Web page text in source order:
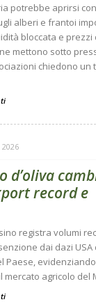
potrebbe aprirsi
alberi e frantoi
bloccata e prezzi
mettono sotto
chiedono un
d’oliva
record e
registra volumi
dai dazi
Paese,
mercato agricolo del